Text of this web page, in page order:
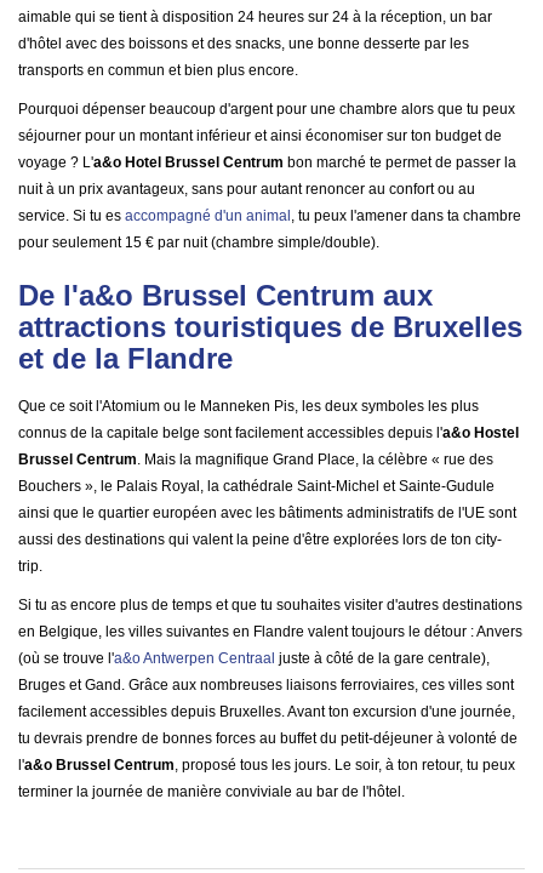
aimable qui se tient à disposition 24 heures sur 24 à la réception, un bar
d'hôtel avec des boissons et des snacks, une bonne desserte par les
transports en commun et bien plus encore.
Pourquoi dépenser beaucoup d'argent pour une chambre alors que tu peux
séjourner pour un montant inférieur et ainsi économiser sur ton budget de
voyage ? L'a&o Hotel Brussel Centrum bon marché te permet de passer la
nuit à un prix avantageux, sans pour autant renoncer au confort ou au
service. Si tu es accompagné d'un animal , tu peux l'amener dans ta chambre
pour seulement 15 € par nuit (chambre simple/double).
De l'a&o Brussel Centrum aux
attractions touristiques de Bruxelles
et de la Flandre
Que ce soit l'Atomium ou le Manneken Pis, les deux symboles les plus
connus de la capitale belge sont facilement accessibles depuis l'a&o Hostel
Brussel Centrum. Mais la magnifique Grand Place, la célèbre « rue des
Bouchers », le Palais Royal, la cathédrale Saint-Michel et Sainte-Gudule
ainsi que le quartier européen avec les bâtiments administratifs de l'UE sont
aussi des destinations qui valent la peine d'être explorées lors de ton city-
trip.
Si tu as encore plus de temps et que tu souhaites visiter d'autres destinations
en Belgique, les villes suivantes en Flandre valent toujours le détour : Anvers
(où se trouve l'a&o Antwerpen Centraal juste à côté de la gare centrale),
Bruges et Gand. Grâce aux nombreuses liaisons ferroviaires, ces villes sont
facilement accessibles depuis Bruxelles. Avant ton excursion d'une journée,
tu devrais prendre de bonnes forces au buffet du petit-déjeuner à volonté de
l'a&o Brussel Centrum, proposé tous les jours. Le soir, à ton retour, tu peux
terminer la journée de manière conviviale au bar de l'hôtel.